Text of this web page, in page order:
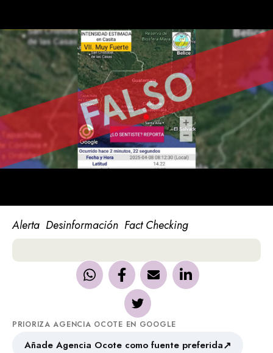
Alerta Desinformación Fact Checking
PRIORIZA AGENCIA OCOTE EN GOOGLE
Añade Agencia Ocote como fuente preferida↗